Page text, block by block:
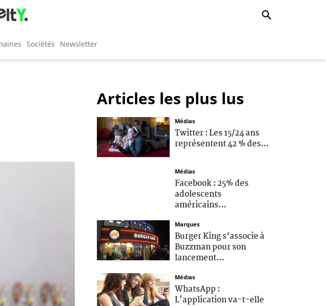
Sociétés Newsletter
Articles les plus lus
Médias
Twitter : Les 15/24 ans
représentent 42 % des...
Médias
Facebook : 25% des
adolescents
américains...
Marques
Burger King s’associe à
Buzzman pour son
lancement...
Médias
WhatsApp :
L'application va-t-elle